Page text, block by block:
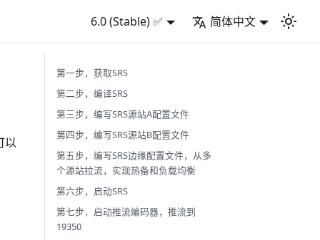
6.0 (Stable) ✅ 简体中文
以
第一步，获取SRS
第二步，编译SRS
第三步，编写SRS源站A配置文件
第四步，编写SRS源站B配置文件
第五步，编写SRS边缘配置文件，从多
个源站拉流，实现热备和负载均衡
第六步，启动SRS
第七步，启动推流编码器，推流到
19350